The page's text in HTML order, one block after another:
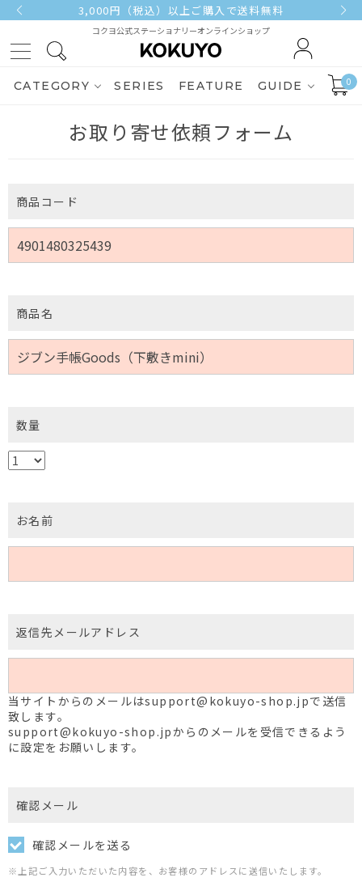
3,000円（税込）以上ご購入で送料無料
コクヨ公式ステーショナリーオンラインショップ
CATEGORY SERIES FEATURE GUIDE 0
お取り寄せ依頼フォーム
商品コード
商品名
数量
お名前
返信先メールアドレス
当サイトからのメールはsupport@kokuyo-shop.jpで送信
致します。
support@kokuyo-shop.jpからのメールを受信できるよう
に設定をお願いします。
確認メール
確認メールを送る
※上記ご入力いただいた内容を、お客様のアドレスに送信いたします。